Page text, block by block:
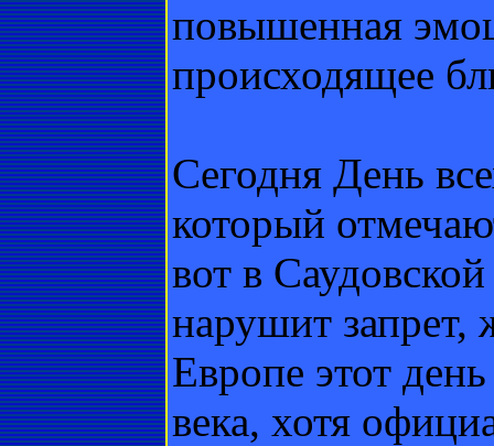
повышенная
происходящее
Сегодня День
который
вот в
нарушит
Европе этот
века, хотя